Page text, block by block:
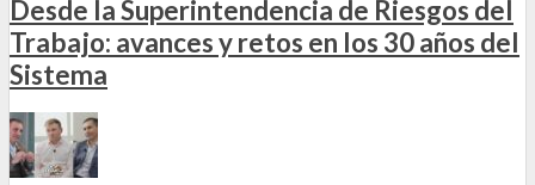
Desde la Superintendencia de Riesgos del
Trabajo: avances y retos en los 30 años del
Sistema